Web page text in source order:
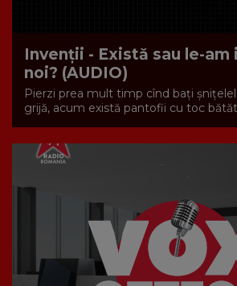
Invenții - Există sau le-am
noi? (AUDIO)
Pierzi prea mult timp cînd bați
grijă, acum există pantofii cu toc